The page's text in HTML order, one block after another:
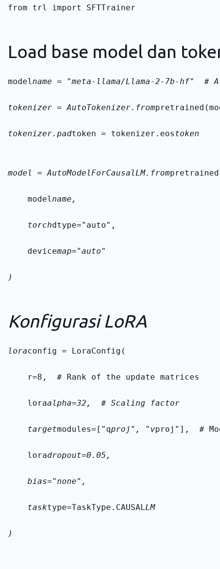
from trl import SFTTrainer
Load base model dan
modelname = "meta-llama/Llama-2-7b-hf"  #
tokenizer = AutoTokenizer.from
tokenizer.padtoken = tokenizer.eostoken
model = AutoModelForCausalLM.from
    model
name,
    torch
dtype="auto",
    device
map="auto"
)
Konfigurasi LoRA
loraconfig = LoraConfig(
    r=8,  # Rank of the update matrices
    lora
alpha=32,  # Scaling factor
    target
modules=["qproj", "vproj"],  #
    lora
dropout=0.05,
    bias="none",
    task
type=TaskType.CAUSALLM
)